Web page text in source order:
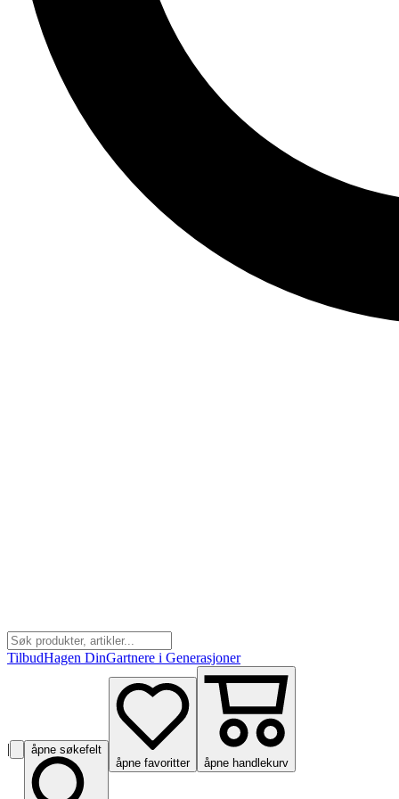
TilbudHagen DinGartnere i Generasjoner
|
åpne søkefelt
åpne favoritter
åpne handlekurv